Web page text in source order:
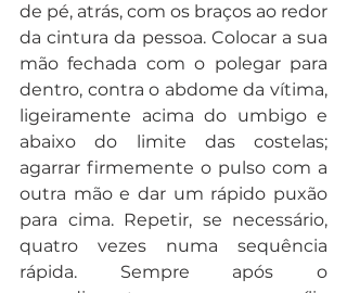
de pé, atrás, com os braços ao redor
da cintura da pessoa. Colocar a sua
mão fechada com o polegar para
dentro, contra o abdome da vítima,
ligeiramente acima do umbigo e
abaixo do limite das costelas;
agarrar firmemente o pulso com a
outra mão e dar um rápido puxão
para cima. Repetir, se necessário,
quatro vezes numa sequência
rápida. Sempre após o